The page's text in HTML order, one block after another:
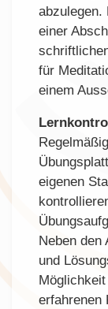
abzulegen.
einer
für
einem
eigenen
Neben den
und
erfahrenen